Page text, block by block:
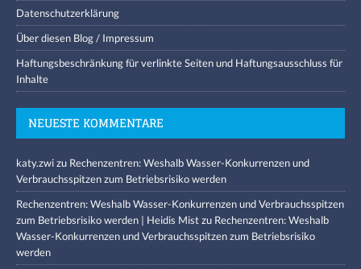
Datenschutzerklärung
Über diesen Blog / Impressum
Haftungsbeschränkung für verlinkte Seiten und Haftungsausschluss für
Inhalte
NEUESTE KOMMENTARE
katy.zwizu Rechenzentren: Weshalb Wasser-Konkurrenzen und
Verbrauchsspitzen zum Betriebsrisiko werden
Rechenzentren: Weshalb Wasser-Konkurrenzen und Verbrauchsspitzen
zum Betriebsrisiko werden | Heidis Mistzu Rechenzentren: Weshalb
Wasser-Konkurrenzen und Verbrauchsspitzen zum Betriebsrisiko
werden